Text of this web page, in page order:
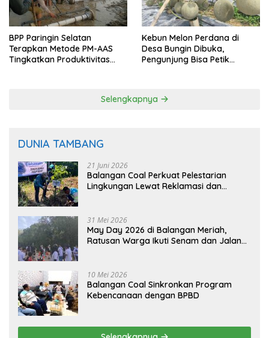
BPP Paringin Selatan
Terapkan Metode PM-AAS
Tingkatkan Produktivitas
Kebun Melon Perdana di
Desa Bungin Dibuka,
Pengunjung Bisa Petik
Selengkapnya
DUNIA TAMBANG
21 Juni 2026
Balangan Coal Perkuat Pelestarian
Lingkungan Lewat Reklamasi dan
31 Mei 2026
May Day 2026 di Balangan Meriah,
Ratusan Warga Ikuti Senam dan Jalan
10 Mei 2026
Balangan Coal Sinkronkan Program
Kebencanaan dengan BPBD